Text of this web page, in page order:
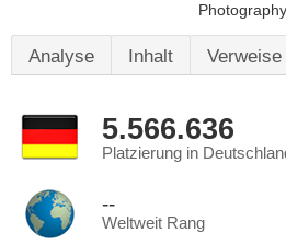
Analyse Inhalt Verweise
5.566.636
Platzierung in
--
Weltweit Rang